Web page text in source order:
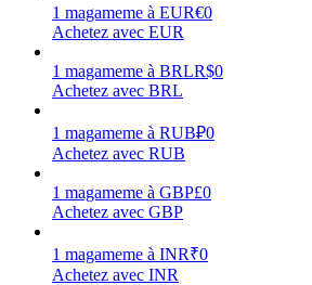
Cochon de puissance
Gagnez quotidiennement des
1 magameme à EUR€0
Achetez avec EUR
1 magameme à BRLR$0
Achetez avec BRL
1 magameme à RUB₽0
Achetez avec RUB
1 magameme à GBP£0
Achetez avec GBP
1 magameme à INR₹0
Achetez avec INR